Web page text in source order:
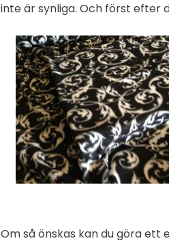
inte är synliga. Och först
Om så önskas kan du göra